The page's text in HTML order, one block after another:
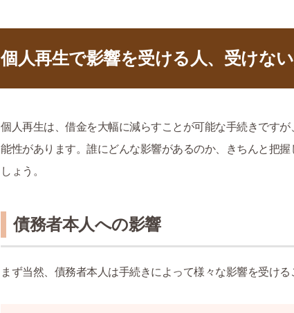
個人再生で影響を受ける人、受けな
個人再生は、借金を大幅に減らすことが可能な手続きです
能性があります。誰にどんな影響があるのか、きちんと把
しょう。
債務者本人への影響
まず当然、債務者本人は手続きによって様々な影響を受ける